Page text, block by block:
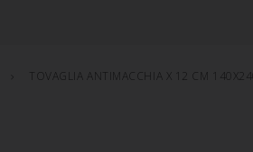
TOVAGLIA ANTIMACCHIA X 12 CM 140X240